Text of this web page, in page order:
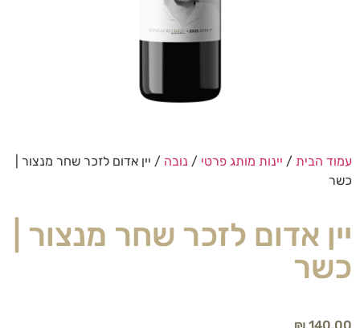
עמוד הבית / יינות מותג פרטי / נובה / יין אדום לזכר שחר מנצור |
כשר
יין אדום לזכר שחר מנצור |
כשר
₪ 140.00